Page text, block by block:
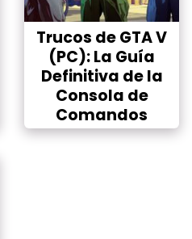
Trucos de GTA V
(PC): La Guía
Definitiva de la
Consola de
Comandos